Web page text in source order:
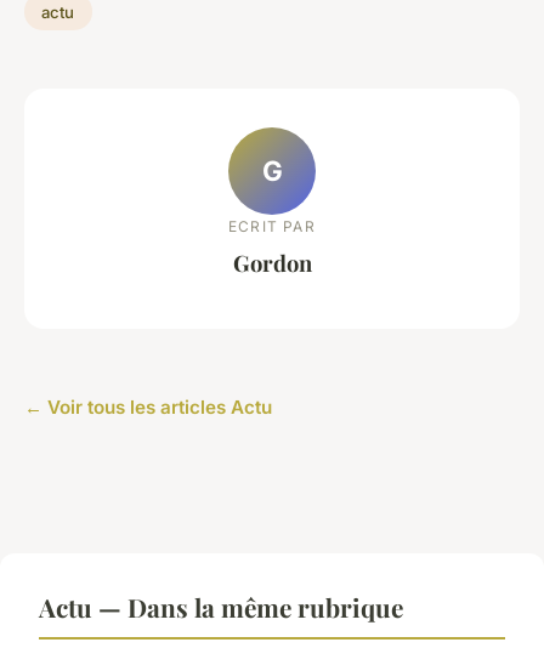
actu
G
ECRIT PAR
Gordon
← Voir tous les articles Actu
Actu — Dans la même rubrique